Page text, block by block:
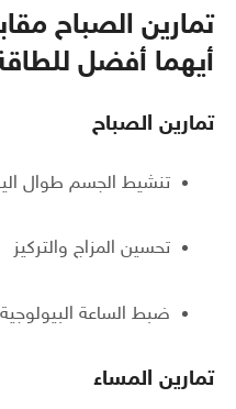
تمارين الصباح
أيهما أفضل
تمارين الصباح
تنشيط الجسم طوال
تحسين المزاج والتركيز
ضبط الساعة البيولوجية
تمارين المساء